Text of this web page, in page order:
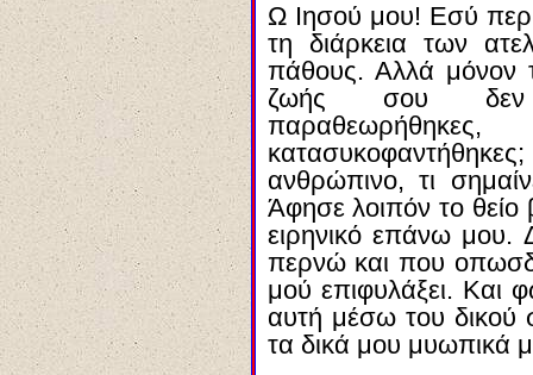
Ω Ιησού μου! Εσύ
τη διάρκεια των
πάθους. Αλλά μόνον
ζωής σου δεν
ανθρώπινο, τι
Άφησε λοιπόν το
ειρηνικό επάνω
περνώ και που
μού επιφυλάξει. Και
αυτή μέσω του δικού
τα δικά μου μυωπικά